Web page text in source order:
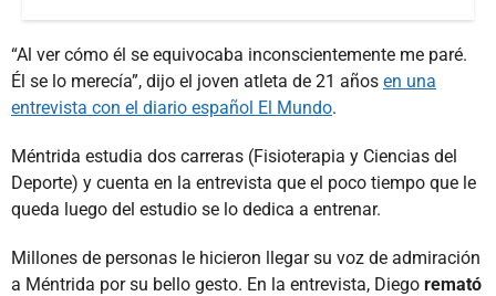
“Al ver cómo él se equivocaba inconscientemente me paré.
Él se lo merecía”, dijo el joven atleta de 21 años en una
entrevista con el diario español El Mundo.
Méntrida estudia dos carreras (Fisioterapia y Ciencias del
Deporte) y cuenta en la entrevista que el poco tiempo que le
queda luego del estudio se lo dedica a entrenar.
Millones de personas le hicieron llegar su voz de admiración
a Méntrida por su bello gesto. En la entrevista, Diego remató